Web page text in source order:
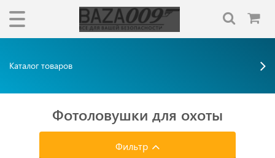
Каталог товаров
Фотоловушки для охоты
Фильтр